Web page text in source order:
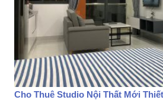
Cho Thuê Studio Nội Thất Mới